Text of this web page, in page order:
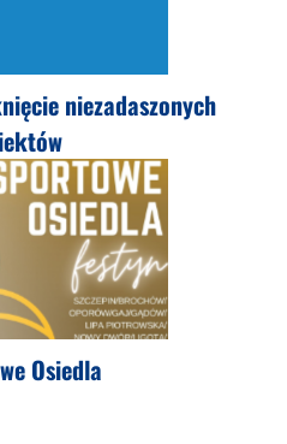
niezadaszonych
Osiedla